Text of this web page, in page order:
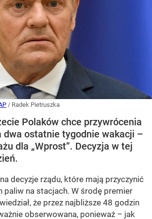
/ Radek Pietruszka
Polaków chce przywrócenia
dwa ostatnie tygodnie wakacji –
dla „Wprost”. Decyzja w tej
decyzje rządu, które mają przyczynić
paliw na stacjach. W środę premier
że przez najbliższe 48 godzin
obserwowana, ponieważ – jak